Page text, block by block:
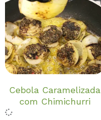
Cebola Caramelizada
com Chimichurri